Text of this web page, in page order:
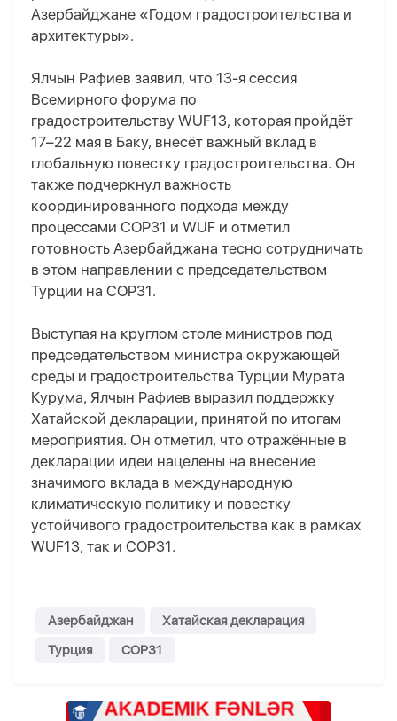
Азербайджане «Годом градостроительства и
архитектуры».
Ялчын Рафиев заявил, что 13-я сессия
Всемирного форума по
градостроительству WUF13, которая пройдёт
17–22 мая в Баку, внесёт важный вклад в
глобальную повестку градостроительства. Он
также подчеркнул важность
координированного подхода между
процессами COP31 и WUF и отметил
готовность Азербайджана тесно сотрудничать
в этом направлении с председательством
Турции на COP31.
Выступая на круглом столе министров под
председательством министра окружающей
среды и градостроительства Турции Мурата
Курума, Ялчын Рафиев выразил поддержку
Хатайской декларации, принятой по итогам
мероприятия. Он отметил, что отражённые в
декларации идеи нацелены на внесение
значимого вклада в международную
климатическую политику и повестку
устойчивого градостроительства как в рамках
WUF13, так и COP31.
Азербайджан
Хатайская декларация
Турция
COP31